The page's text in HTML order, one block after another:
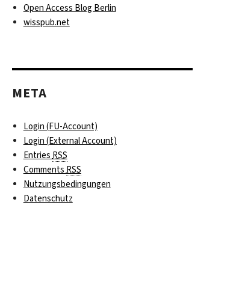
Open Access Blog Berlin
wisspub.net
META
Login (FU-Account)
Login (External Account)
EntriesRSS
CommentsRSS
Nutzungsbedingungen
Datenschutz